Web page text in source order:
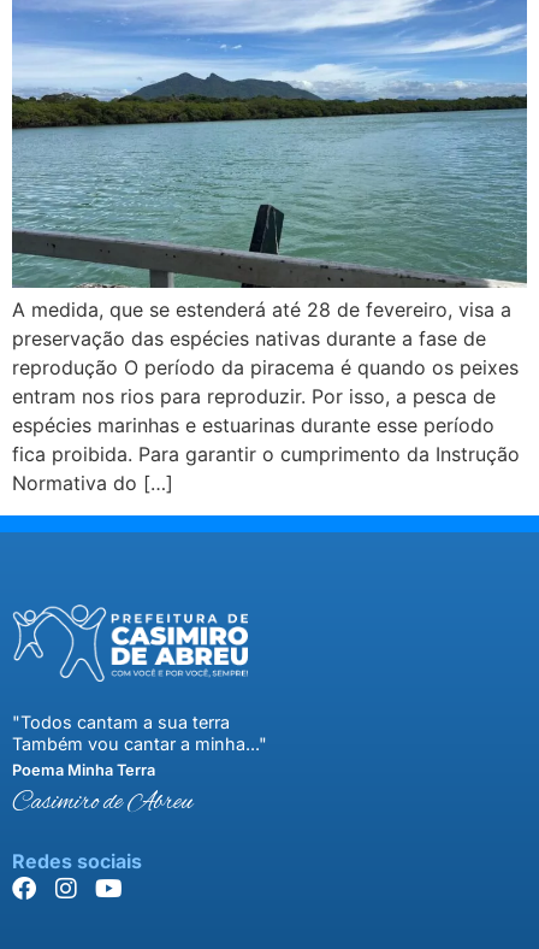
A medida, que se estenderá até 28 de fevereiro, visa a
preservação das espécies nativas durante a fase de
reprodução O período da piracema é quando os peixes
entram nos rios para reproduzir. Por isso, a pesca de
espécies marinhas e estuarinas durante esse período
fica proibida. Para garantir o cumprimento da Instrução
Normativa do […]
"Todos cantam a sua terra
Também vou cantar a minha..."
Poema Minha Terra
Casimiro de Abreu
Redes sociais